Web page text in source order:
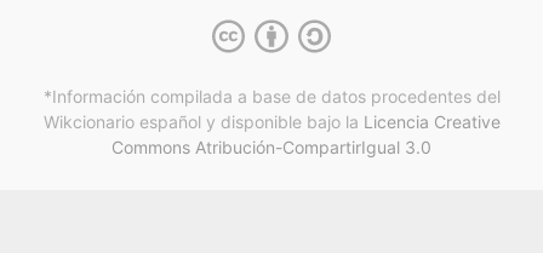
*Información compilada a base de datos procedentes del
Wikcionario español y disponible bajo la Licencia Creative
Commons Atribución-CompartirIgual 3.0